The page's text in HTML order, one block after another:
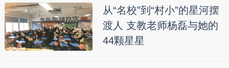
从“名校”到“村小”的星河摆
渡人 支教老师杨磊与她的
44颗星星